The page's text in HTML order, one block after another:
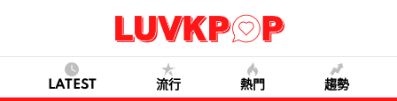
LATEST 流行 熱門 趨勢